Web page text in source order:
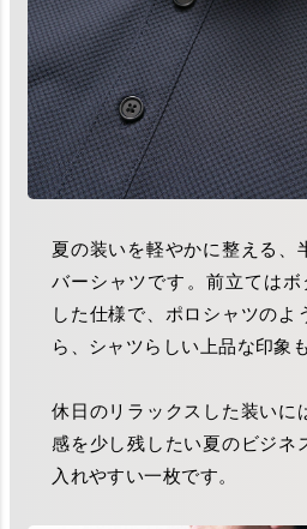
夏の装いを軽やかに整える、
バーシャツです。前立てはボ
した仕様で、ポロシャツのよ
ら、シャツらしい上品な印象
休日のリラックスした装いに
感を少し残したい夏のビジネ
入れやすい一枚です。